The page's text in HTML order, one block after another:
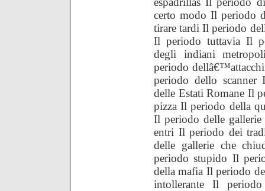
certo modo Il periodo
tirare tardi Il periodo
Il periodo tuttavia Il
degli indiani
periodo
periodo dello
delle Estati Romane Il
pizza Il periodo della
Il periodo delle
entri Il periodo dei
delle gallerie che
periodo stupido Il
della mafia Il periodo
intollerante Il